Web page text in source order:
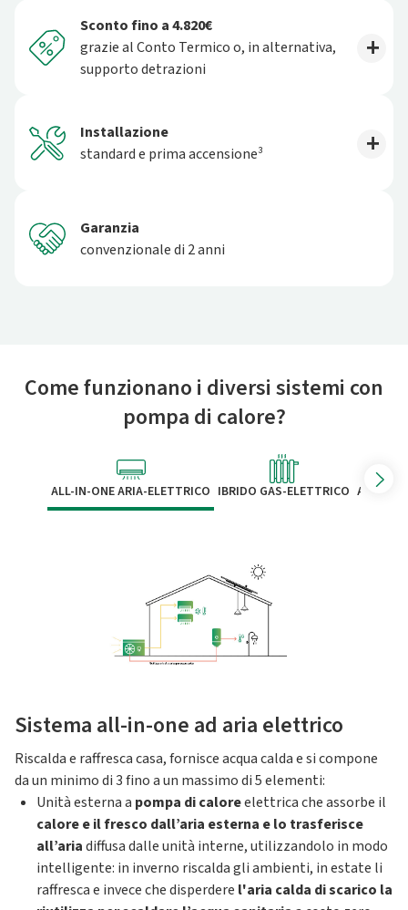
Sconto fino a 4.820€
grazie al Conto Termico o, in alternativa,
supporto detrazioni
Installazione
standard e prima accensione³
Garanzia
convenzionale di 2 anni
Come funzionano i diversi sistemi con
pompa di calore?
ALL-IN-ONE ARIA-ELETTRICO IBRIDO GAS-ELETTRICO ALL-IN-
Sistema all-in-one ad aria elettrico
Riscalda e raffresca casa, fornisce acqua calda e si compone
da un minimo di 3 fino a un massimo di 5 elementi:
Unità esterna a pompa di caloreelettrica che assorbe il
calore e il fresco dall’aria esterna e lo trasferisce
all’ariadiffusa dalle unità interne, utilizzandolo in modo
intelligente: in inverno riscalda gli ambienti, in estate li
raffresca e invece che disperdere l'aria calda di scarico la